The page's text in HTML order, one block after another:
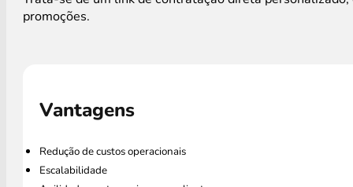
promoções.
Vantagens
Redução de custos operacionais
Escalabilidade